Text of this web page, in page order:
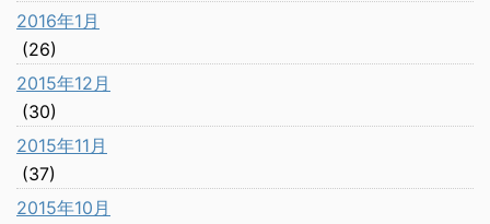
2016年1月
(26)
2015年12月
(30)
2015年11月
(37)
2015年10月